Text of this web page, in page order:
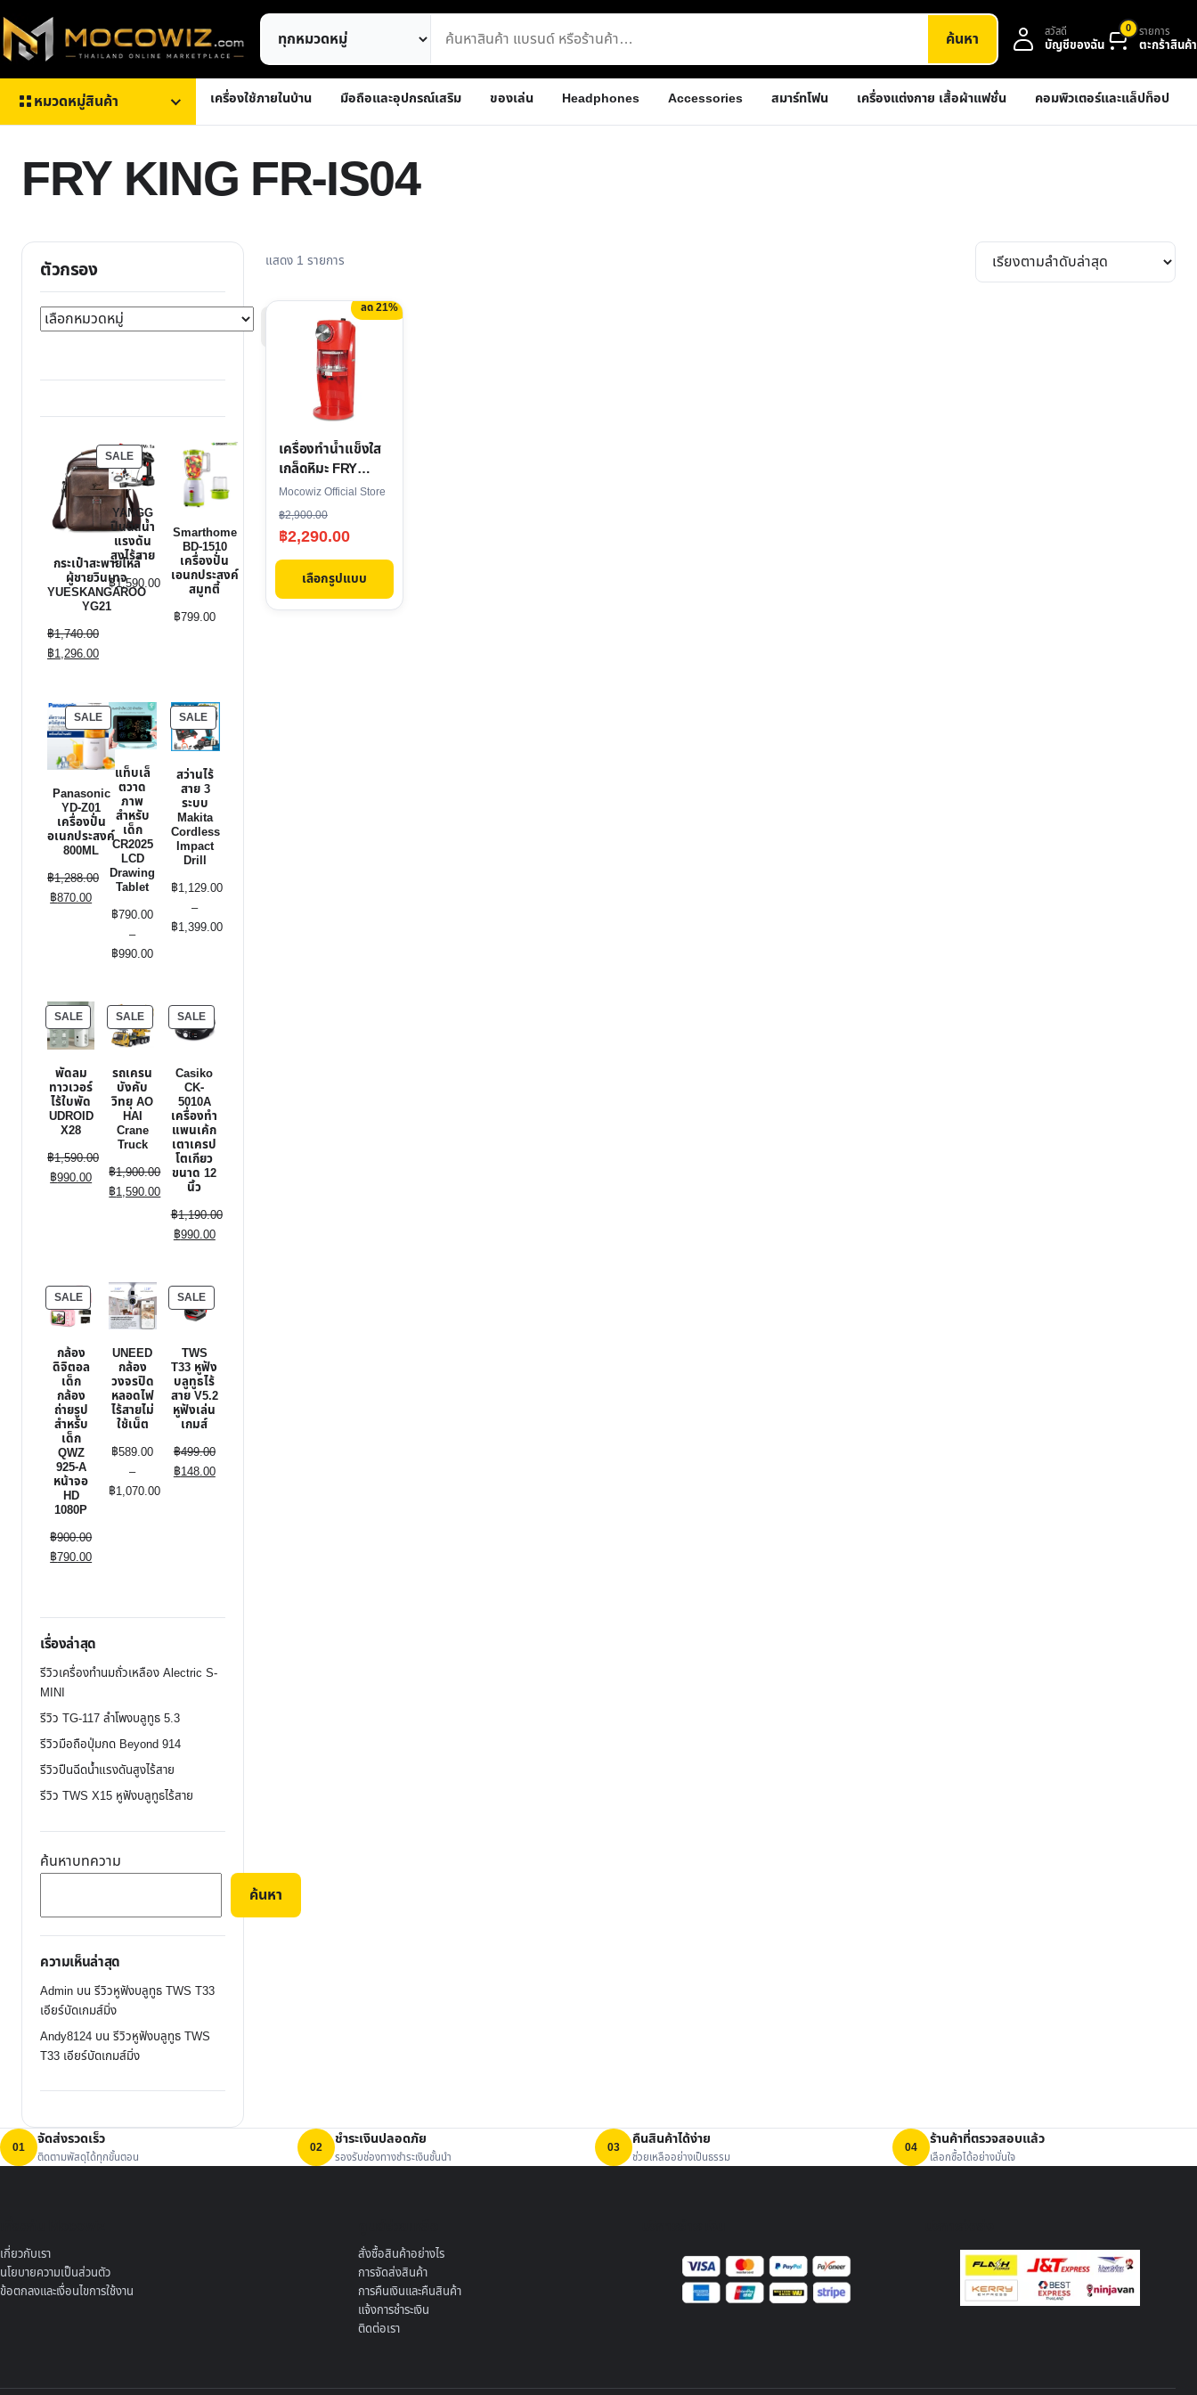
ไป
ยัง
เนื้อหา
ค้นหา
สินค้า
ค้นหา สวัสดี
บัญชีของฉัน
0 รายการ
ตะกร้าสินค้า
หมวดหมู่สินค้า เครื่องใช้ภายในบ้าน มือถือและอุปกรณ์เสริม ของเล่น Headphones Accessories สมาร์ทโฟน เครื่องแต่งกาย เสื้อผ้าแฟชั่น คอมพิวเตอร์และแล็ปท็อป
FRY KING FR-IS04
ตัวกรอง
เลือก
SALEPRODUCT
ON
SALE
กระเป๋าสะพายไหล่
ผู้ชายวินเทจ
YUESKANGAROO
YG21
฿1,740.00
Original
฿1,740.00.
฿1,296.00
is:
฿1,296.00.
YANGG
ปืนฉีดน้ำ
แรงดัน
สูงไร้สาย
฿1,590.00
Smarthome
BD-1510
เครื่องปั่น
เอนกประสงค์
สมูทตี้
฿799.00
SALEPRODUCT
ON
SALE
Panasonic
YD-Z01
เครื่องปั่น
อเนกประสงค์
800ML
฿1,288.00
Original
฿870.00Current
price
฿870.00.
แท็บเล็
ตวาด
ภาพ
สำหรับ
เด็ก
CR2025
LCD
Drawing
Tablet
฿790.00
–
฿990.00Price
through
฿990.00
SALEPRODUCT
ON
SALE
สว่านไร้
สาย 3
ระบบ
Makita
Cordless
Impact
Drill
฿1,129.00
–
฿1,399.00
through
฿1,399.00
SALEPRODUCT
ON
SALE
พัดลม
ทาวเวอร์
ไร้ใบพัด
UDROID
X28
฿1,590.00
Original
฿990.00Current
price
SALEPRODUCT
ON
รถเครน
บังคับ
วิทยุ AO
HAI
Crane
Truck
฿1,900.00
Original
฿1,590.00
SALEPRODUCT
ON
Casiko
CK-
5010A
เครื่องทำ
แพนเค้ก
เตาเครป
โตเกียว
ขนาด 12
นิ้ว
฿1,190.00
Original
฿1,190.00.
฿990.00Current
฿990.00.
SALEPRODUCT
ON
SALE
กล้อง
ดิจิตอล
เด็ก
กล้อง
ถ่ายรูป
สำหรับ
เด็ก
QWZ
925-A
หน้าจอ
HD
1080P
฿900.00Original
price
฿790.00Current
฿790.00.
UNEED
กล้อง
วงจรปิด
หลอดไฟ
ไร้สายไม่
ใช้เน็ต
฿589.00
–
฿1,070.00
SALEPRODUCT
ON
TWS
T33 หูฟัง
บลูทูธไร้
สาย V5.2
หูฟังเล่น
เกมส์
฿499.00Original
price
฿148.00Current
เรื่องล่าสุด
รีวิวเครื่องทำนมถั่วเหลือง Alectric S-
MINI
รีวิว TG-117 ลำโพงบลูทูธ 5.3
รีวิวมือถือปุ่มกด Beyond 914
รีวิวปืนฉีดน้ำแรงดันสูงไร้สาย
รีวิว TWS X15 หูฟังบลูทูธไร้สาย
ค้นหาบทความ
ค้นหา
ความเห็นล่าสุด
Admin บน รีวิวหูฟังบลูทูธ TWS T33
เอียร์บัดเกมส์มิ่ง
Andy8124 บน รีวิวหูฟังบลูทูธ TWS
T33 เอียร์บัดเกมส์มิ่ง
แสดง 1 รายการ
ลด 21%
เครื่องทำน้ำแข็งใส
เกล็ดหิมะ FRY
KING FR-IS04
Mocowiz Official Store
฿2,900.00
Original
price
was:
฿2,900.00.
฿2,290.00
Current
price
is:
฿2,290.00.
เลือกรูปแบบ
product
multiple
variants.
The
options
may
be
chosen
product
01 จัดส่งรวดเร็ว
ติดตามพัสดุได้ทุกขั้นตอน
02 ชำระเงินปลอดภัย
รองรับช่องทางชำระเงินชั้นนำ
03 คืนสินค้าได้ง่าย
ช่วยเหลืออย่างเป็นธรรม
04 ร้านค้าที่ตรวจสอบแล้ว
เลือกซื้อได้อย่างมั่นใจ
เกี่ยวกับเรา
นโยบายความเป็นส่วนตัว
ข้อตกลงและเงื่อนไขการใช้งาน
สั่งซื้อสินค้าอย่างไร
การจัดส่งสินค้า
การคืนเงินและคืนสินค้า
แจ้งการชำระเงิน
ติดต่อเรา